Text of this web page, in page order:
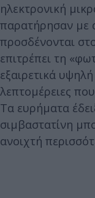
ηλεκτρονική
παρατήρησαν με
προσδένονται
επιτρέπει τη
εξαιρετικά
λεπτομέρειες
Τα ευρήματα
σιμβαστατίνη
ανοιχτή